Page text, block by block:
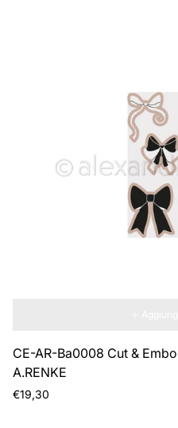
CE-AR-Ba0008 Cut &
A.RENKE
Prezzo
€19,30